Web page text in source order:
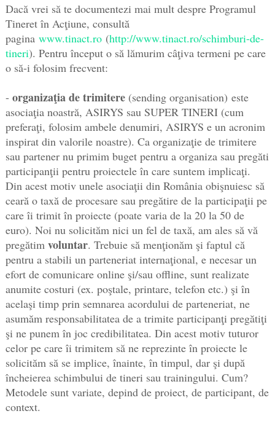
Dacă vrei să te documentezi mai mult despre Programul
Tineret în Acţiune, consultă
pagina www.tinact.ro(http://www.tinact.ro/schimburi-de-
tineri). Pentru început o să lămurim câţiva termeni pe care
o să-i folosim frecvent:
- organizaţia de trimitere (sending organisation) este
asociaţia noastră, ASIRYS sau SUPER TINERI (cum
preferaţi, folosim ambele denumiri, ASIRYS e un acronim
inspirat din valorile noastre). Ca organizaţie de trimitere
sau partener nu primim buget pentru a organiza sau pregăti
participanţii pentru proiectele în care suntem implicaţi.
Din acest motiv unele asociaţii din România obişnuiesc să
ceară o taxă de procesare sau pregătire de la participaţii pe
care îi trimit în proiecte (poate varia de la 20 la 50 de
euro). Noi nu solicităm nici un fel de taxă, am ales să vă
pregătim voluntar. Trebuie să menţionăm şi faptul că
pentru a stabili un parteneriat internaţional, e necesar un
efort de comunicare online şi/sau offline, sunt realizate
anumite costuri (ex. poştale, printare, telefon etc.) şi în
acelaşi timp prin semnarea acordului de parteneriat, ne
asumăm responsabilitatea de a trimite participanţi pregătiţi
şi ne punem în joc credibilitatea. Din acest motiv tuturor
celor pe care îi trimitem să ne reprezinte în proiecte le
solicităm să se implice, înainte, în timpul, dar şi după
încheierea schimbului de tineri sau trainingului. Cum?
Metodele sunt variate, depind de proiect, de participant, de
context.